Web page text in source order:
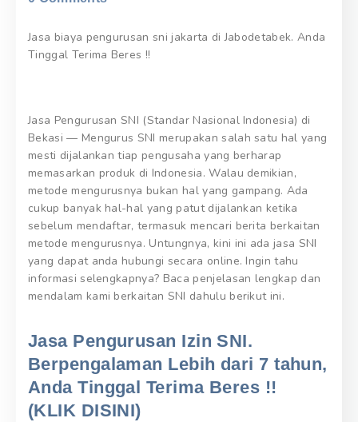
Jasa biaya pengurusan sni jakarta di Jabodetabek. Anda
Tinggal Terima Beres !!
Jasa Pengurusan SNI (Standar Nasional Indonesia) di
Bekasi — Mengurus SNI merupakan salah satu hal yang
mesti dijalankan tiap pengusaha yang berharap
memasarkan produk di Indonesia. Walau demikian,
metode mengurusnya bukan hal yang gampang. Ada
cukup banyak hal-hal yang patut dijalankan ketika
sebelum mendaftar, termasuk mencari berita berkaitan
metode mengurusnya. Untungnya, kini ini ada jasa SNI
yang dapat anda hubungi secara online. Ingin tahu
informasi selengkapnya? Baca penjelasan lengkap dan
mendalam kami berkaitan SNI dahulu berikut ini.
Jasa Pengurusan Izin SNI.
Berpengalaman Lebih dari 7 tahun,
Anda Tinggal Terima Beres !!
(KLIK DISINI)